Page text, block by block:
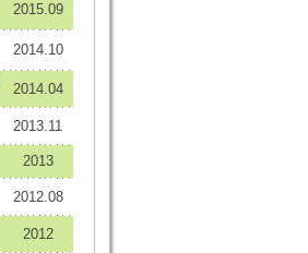
2015.09
2014.10
2014.04
2013.11
2013
2012.08
2012